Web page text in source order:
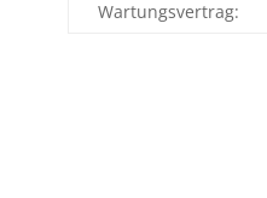
Wartungsvertrag: